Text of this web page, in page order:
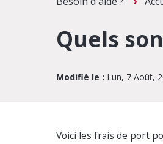
Quels
Modifié le : Lun, 7 Août,
Voici les frais de port